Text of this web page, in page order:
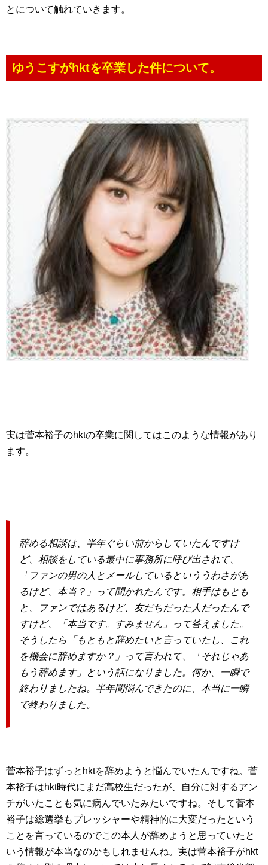
とについて触れていきます。
ゆうこすがhktを卒業した件について。
実は菅本裕子のhktの卒業に関してはこのような情報があり
ます。
辞める相談は、半年ぐらい前からしていたんですけ
ど、相談をしている最中に事務所に呼び出されて、
「ファンの男の人とメールしているといううわさがあ
るけど、本当？」って聞かれたんです。相手はもとも
と、ファンではあるけど、友だちだった人だったんで
すけど、「本当です。すみません」って答えました。
そうしたら「もともと辞めたいと言っていたし、これ
を機会に辞めますか？」って言われて、「それじゃあ
もう辞めます」という話になりました。何か、一瞬で
終わりましたね。半年間悩んできたのに、本当に一瞬
で終わりました。
菅本裕子はずっとhktを辞めようと悩んでいたんですね。菅
本裕子はhkt時代にまだ高校生だったが、自分に対するアン
チがいたことも気に病んでいたみたいですね。そして菅本
裕子は総選挙もプレッシャーや精神的に大変だったという
ことを言っているのでこの本人が辞めようと思っていたと
いう情報が本当なのかもしれませんね。実は菅本裕子がhkt